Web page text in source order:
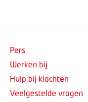
Pers
Werken bij
Hulp bij klachten
Veelgestelde vragen